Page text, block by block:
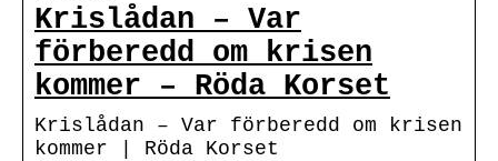
Krislådan – Var
förberedd om krisen
kommer – Röda Korset
Krislådan – Var förberedd om krisen
kommer | Röda Korset